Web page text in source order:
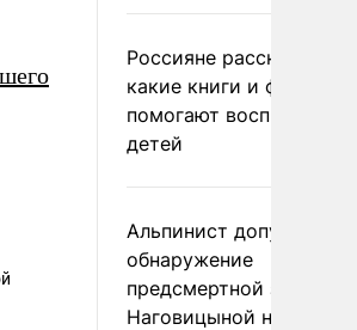
Россияне рассказали,
какие книги и фильмы
помогают воспитывать
детей
Альпинист допустил
обнаружение
предсмертной записки
Наговицыной на пике